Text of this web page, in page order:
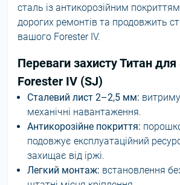
сталь із антикорозійним
дорогих ремонтів та продовжить
вашого Forester IV.
Переваги захисту Титан для
Forester IV (SJ)
Сталевий лист 2–2,5 мм:
механічні навантаження.
Антикорозійне покриття:
подовжує експлуатаційний
захищає від іржі.
Легкий монтаж: встановлення